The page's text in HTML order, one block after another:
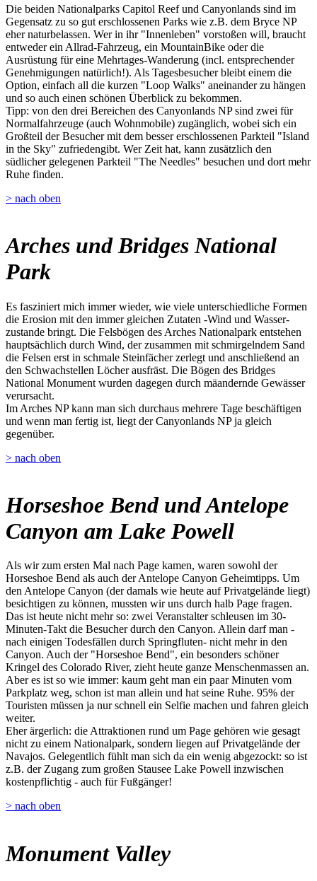
Die beiden Nationalparks Capitol Reef und Canyonlands sind im
Gegensatz zu so gut erschlossenen Parks wie z.B. dem Bryce NP
eher naturbelassen. Wer in ihr "Innenleben" vorstoßen will, braucht
entweder ein Allrad-Fahrzeug, ein MountainBike oder die
Ausrüstung für eine Mehrtages-Wanderung (incl. entsprechender
Genehmigungen natürlich!). Als Tagesbesucher bleibt einem die
Option, einfach all die kurzen "Loop Walks" aneinander zu hängen
und so auch einen schönen Überblick zu bekommen.
Tipp: von den drei Bereichen des Canyonlands NP sind zwei für
Normalfahrzeuge (auch Wohnmobile) zugänglich, wobei sich ein
Großteil der Besucher mit dem besser erschlossenen Parkteil "Island
in the Sky" zufriedengibt. Wer Zeit hat, kann zusätzlich den
südlicher gelegenen Parkteil "The Needles" besuchen und dort mehr
Ruhe finden.
> nach oben
Arches und Bridges National
Park
Es fasziniert mich immer wieder, wie viele unterschiedliche Formen
die Erosion mit den immer gleichen Zutaten -Wind und Wasser-
zustande bringt. Die Felsbögen des Arches Nationalpark entstehen
hauptsächlich durch Wind, der zusammen mit schmirgelndem Sand
die Felsen erst in schmale Steinfächer zerlegt und anschließend an
den Schwachstellen Löcher ausfräst. Die Bögen des Bridges
National Monument wurden dagegen durch mäandernde Gewässer
verursacht.
Im Arches NP kann man sich durchaus mehrere Tage beschäftigen
und wenn man fertig ist, liegt der Canyonlands NP ja gleich
gegenüber.
> nach oben
Horseshoe Bend und Antelope
Canyon am Lake Powell
Als wir zum ersten Mal nach Page kamen, waren sowohl der
Horseshoe Bend als auch der Antelope Canyon Geheimtipps. Um
den Antelope Canyon (der damals wie heute auf Privatgelände liegt)
besichtigen zu können, mussten wir uns durch halb Page fragen.
Das ist heute nicht mehr so: zwei Veranstalter schleusen im 30-
Minuten-Takt die Besucher durch den Canyon. Allein darf man -
nach einigen Todesfällen durch Springfluten- nicht mehr in den
Canyon. Auch der "Horseshoe Bend", ein besonders schöner
Kringel des Colorado River, zieht heute ganze Menschenmassen an.
Aber es ist so wie immer: kaum geht man ein paar Minuten vom
Parkplatz weg, schon ist man allein und hat seine Ruhe. 95% der
Touristen müssen ja nur schnell ein Selfie machen und fahren gleich
weiter.
Eher ärgerlich: die Attraktionen rund um Page gehören wie gesagt
nicht zu einem Nationalpark, sondern liegen auf Privatgelände der
Navajos. Gelegentlich fühlt man sich da ein wenig abgezockt: so ist
z.B. der Zugang zum großen Stausee Lake Powell inzwischen
kostenpflichtig - auch für Fußgänger!
> nach oben
Monument Valley